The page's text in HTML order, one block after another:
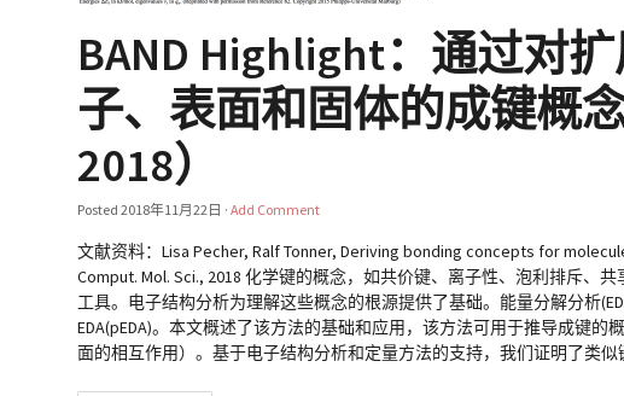
BAND Highlight：通过对
子、表面和固体的成键概
2018）
Posted2018年11月22日 ·Add Comment
文献资料：Lisa Pecher, Ralf Tonner, Deriving bonding concepts for
Comput. Mol. Sci., 2018 化学键的概念，如共价键、离子性、泡利排斥
工具。电子结构分析为理解这些概念的根源提供了基础。能量分解分析
EDA(pEDA)。本文概述了该方法的基础和应用，该方法可用于推导成键
面的相互作用）。基于电子结构分析和定量方法的支持，我们证明了类似